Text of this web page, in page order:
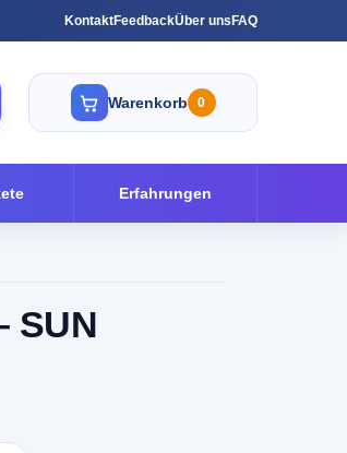
KontaktFeedbackÜber uns FAQ
Warenkorb 0
Erfahrungen
SUN